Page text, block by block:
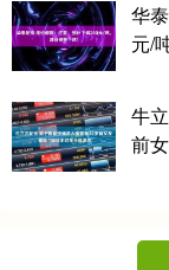
华
元/
牛
前